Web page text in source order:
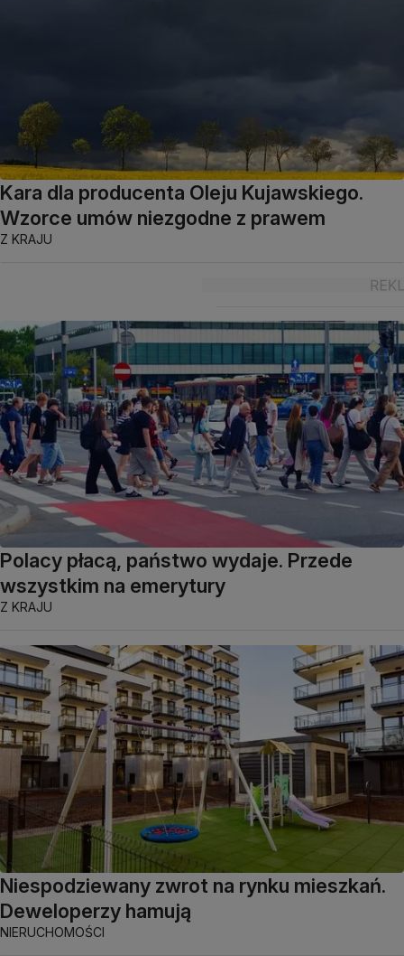
Kara dla producenta Oleju Kujawskiego.
Wzorce umów niezgodne z prawem
Z KRAJU
Polacy płacą, państwo wydaje. Przede
wszystkim na emerytury
Z KRAJU
Niespodziewany zwrot na rynku mieszkań.
Deweloperzy hamują
NIERUCHOMOŚCI